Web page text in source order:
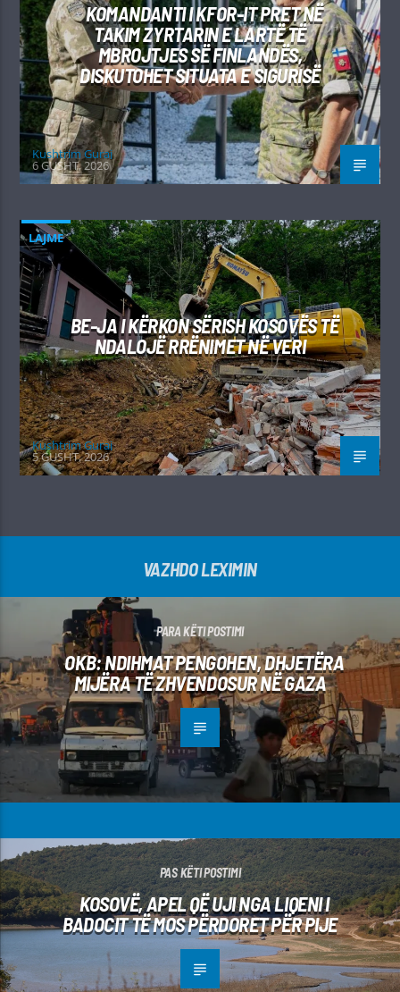
KOMANDANTI I KFOR-IT PRET NË
TAKIM ZYRTARIN E LARTË TË
MBROJTJES SË FINLANDËS,
DISKUTOHET SITUATA E SIGURISË
Kushtrim Guraj
6 GUSHT, 2026
LAJME
BE-JA I KËRKON SËRISH KOSOVËS TË
NDALOJË RRËNIMET NË VERI
Kushtrim Guraj
5 GUSHT, 2026
VAZHDO LEXIMIN
PARA KËTI POSTIMI
OKB: NDIHMAT PENGOHEN, DHJETËRA
MIJËRA TË ZHVENDOSUR NË GAZA
PAS KËTI POSTIMI
KOSOVË, APEL QË UJI NGA LIQENI I
BADOCIT TË MOS PËRDORET PËR PIJE